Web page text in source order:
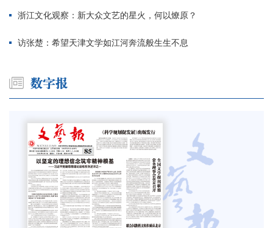
浙江文化观察：新大众文艺的星火，何以燎原？
访张楚：希望天津文学如江河奔流般生生不息